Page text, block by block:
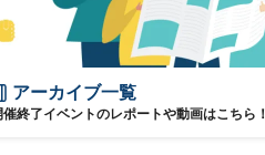
アーカイブ一覧
催終了イベントのレポートや動画はこちら！